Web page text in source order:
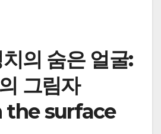
의 숨은 얼굴:
그림자
the surface